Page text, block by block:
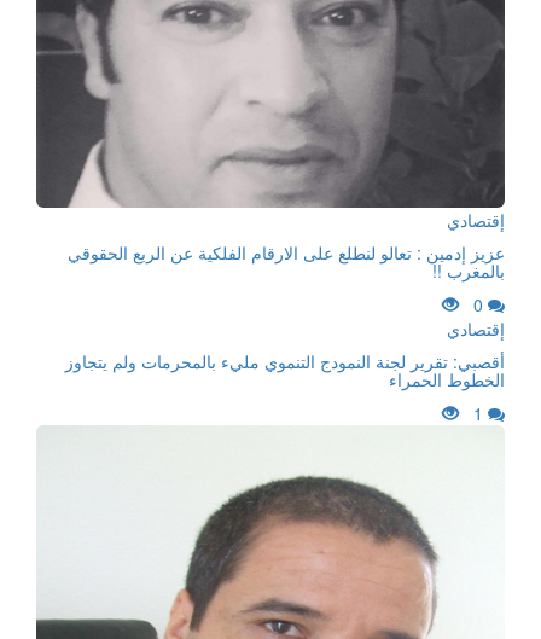
إقتصادي
عزيز إدمين : تعالو لنطلع على الارقام الفلكية عن الربع الحقوقي
بالمغرب !!
0
إقتصادي
أقصبي: تقرير لجنة النمودج التنموي مليء بالمحرمات ولم يتجاوز
الخطوط الحمراء
1